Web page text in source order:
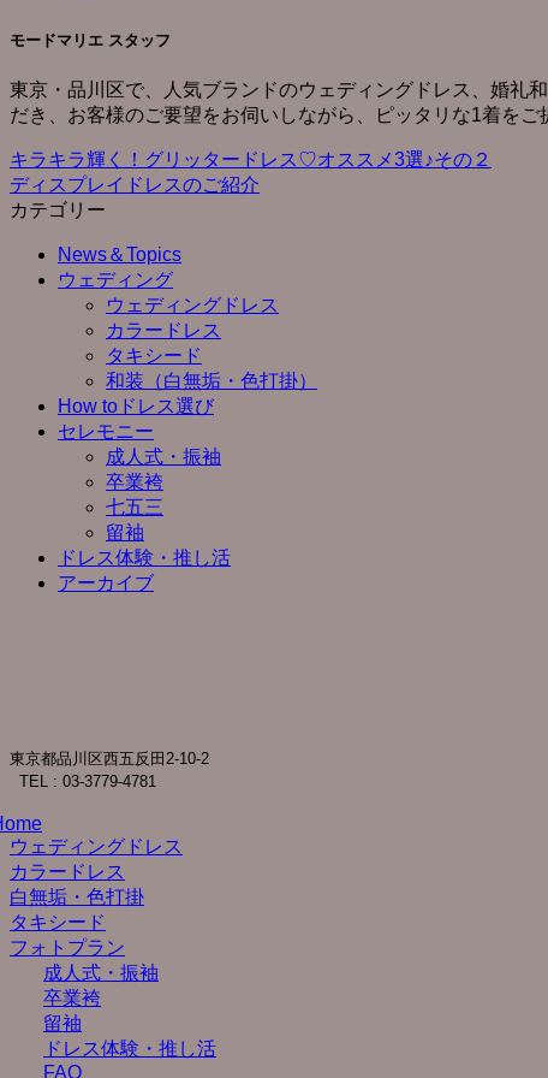
モードマリエ スタッフ
東京・品川区で、人気ブランドのウェディングドレス、婚礼
だき、お客様のご要望をお伺いしながら、ピッタリな1着を
キラキラ輝く！グリッタードレス♡オススメ3選♪その２
ディスプレイドレスのご紹介
カテゴリー
News＆Topics
ウェディング
ウェディングドレス
カラードレス
タキシード
和装（白無垢・色打掛）
How toドレス選び
セレモニー
成人式・振袖
卒業袴
七五三
留袖
ドレス体験・推し活
アーカイブ
東京都品川区西五反田2-10-2
TEL : 03-3779-4781
ウェディングドレス
カラードレス
白無垢・色打掛
タキシード
フォトプラン
成人式・振袖
卒業袴
留袖
ドレス体験・推し活
FAQ